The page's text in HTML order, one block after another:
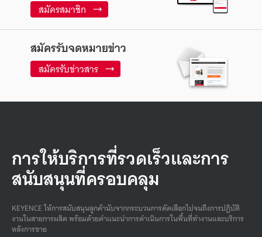
สมัครสมาชิก
สมัครรับจดหมายข่าว
สมัครรับข่าวสาร
การให้บริการที่รวดเร็วและการ
สนับสนุนที่ครอบคลุม
KEYENCE ให้การสนับสนุนลูกค้านับจากกระบวนการคัดเลือกไปจนถึงการปฏิบัติ
งานในสายการผลิต พร้อมด้วยคําแนะนําการดําเนินการในพื้นที่ทํางานและบริการ
หลังการขาย